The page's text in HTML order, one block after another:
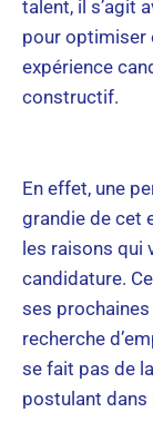
talent, il s’agit
pour optimiser
expérience
constructif.
En effet, une
grandie de cet
les raisons qui
candidature.
ses
recherche
se fait pas de
postulant dans